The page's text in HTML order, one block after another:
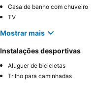
Casa de banho com chuveiro
TV
Mostrar mais
Instalações desportivas
Aluguer de bicicletas
Trilho para caminhadas